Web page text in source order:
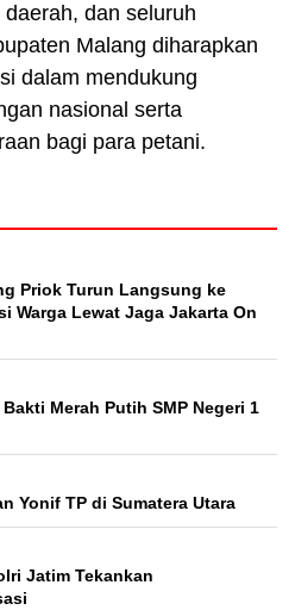
dan seluruh
Malang diharapkan
dalam mendukung
nasional serta
bagi para petani.
Priok Turun Langsung ke
Warga Lewat Jaga Jakarta On
Merah Putih SMP Negeri 1
Yonif TP di Sumatera Utara
Jatim Tekankan